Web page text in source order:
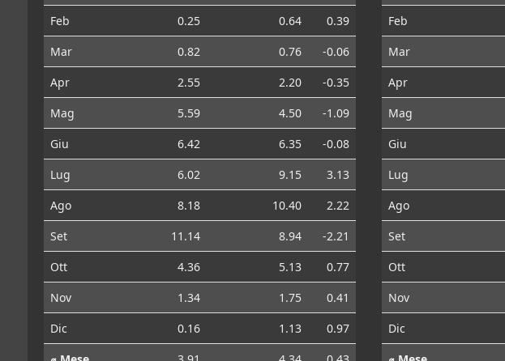
Feb
0.25 0.64
0.39
Mar
0.82 0.76
-0.06
Apr
2.55 2.20
-0.35
Mag
5.59 4.50
-1.09
Giu
6.42 6.35
-0.08
Lug
6.02 9.15
3.13
Ago
8.18 10.40
2.22
Set
11.14 8.94
-2.21
Ott
4.36 5.13
0.77
Nov
1.34 1.75
0.41
Dic
0.16 1.13
0.97
Feb
Mar
Apr
Mag
Giu
Lug
Ago
Set
Ott
Nov
Dic